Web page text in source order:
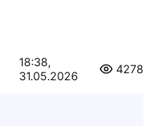
18:38,
31.05.2026
4278